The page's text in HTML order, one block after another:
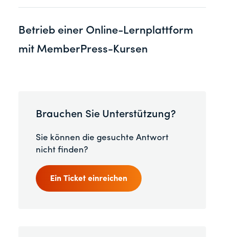
Betrieb einer Online-Lernplattform
mit MemberPress-Kursen
Brauchen Sie Unterstützung?
Sie können die gesuchte Antwort
nicht finden?
Ein Ticket einreichen